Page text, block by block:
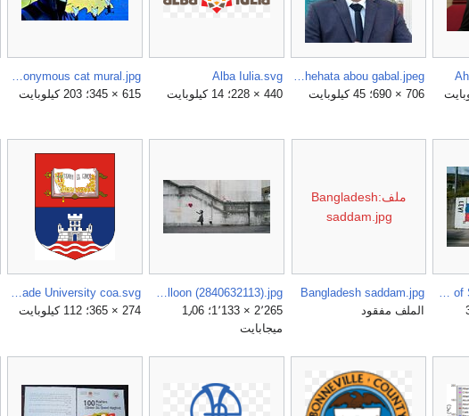
Ahmed zaki shehata abou gabal.jpeg
706 × 690؛ 45 كيلوبايت
Alba Iulia.svg
440 × 228؛ 14 كيلوبايت
Anonymous cat mural.jpg
615 × 345؛ 203 كيلوبايت
Banana Republic of Slovenia graffiti.jpg
ملف:Bangladesh
saddam.jpg
Bangladesh saddam.jpg
الملف مفقود
Banksy Girl and Heart Balloon (2840632113).jpg
2٬265 × 1٬133؛ 1٫06
ميجابايت
Belgrade University coa.svg
274 × 365؛ 112 كيلوبايت